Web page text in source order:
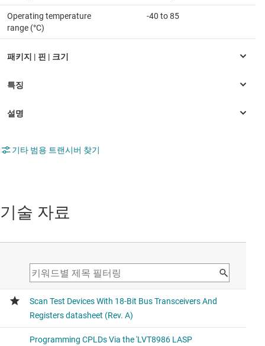
Operating temperature
range (°C)
-40 to 85
기타 범용 트랜시버 찾기
기술 자료